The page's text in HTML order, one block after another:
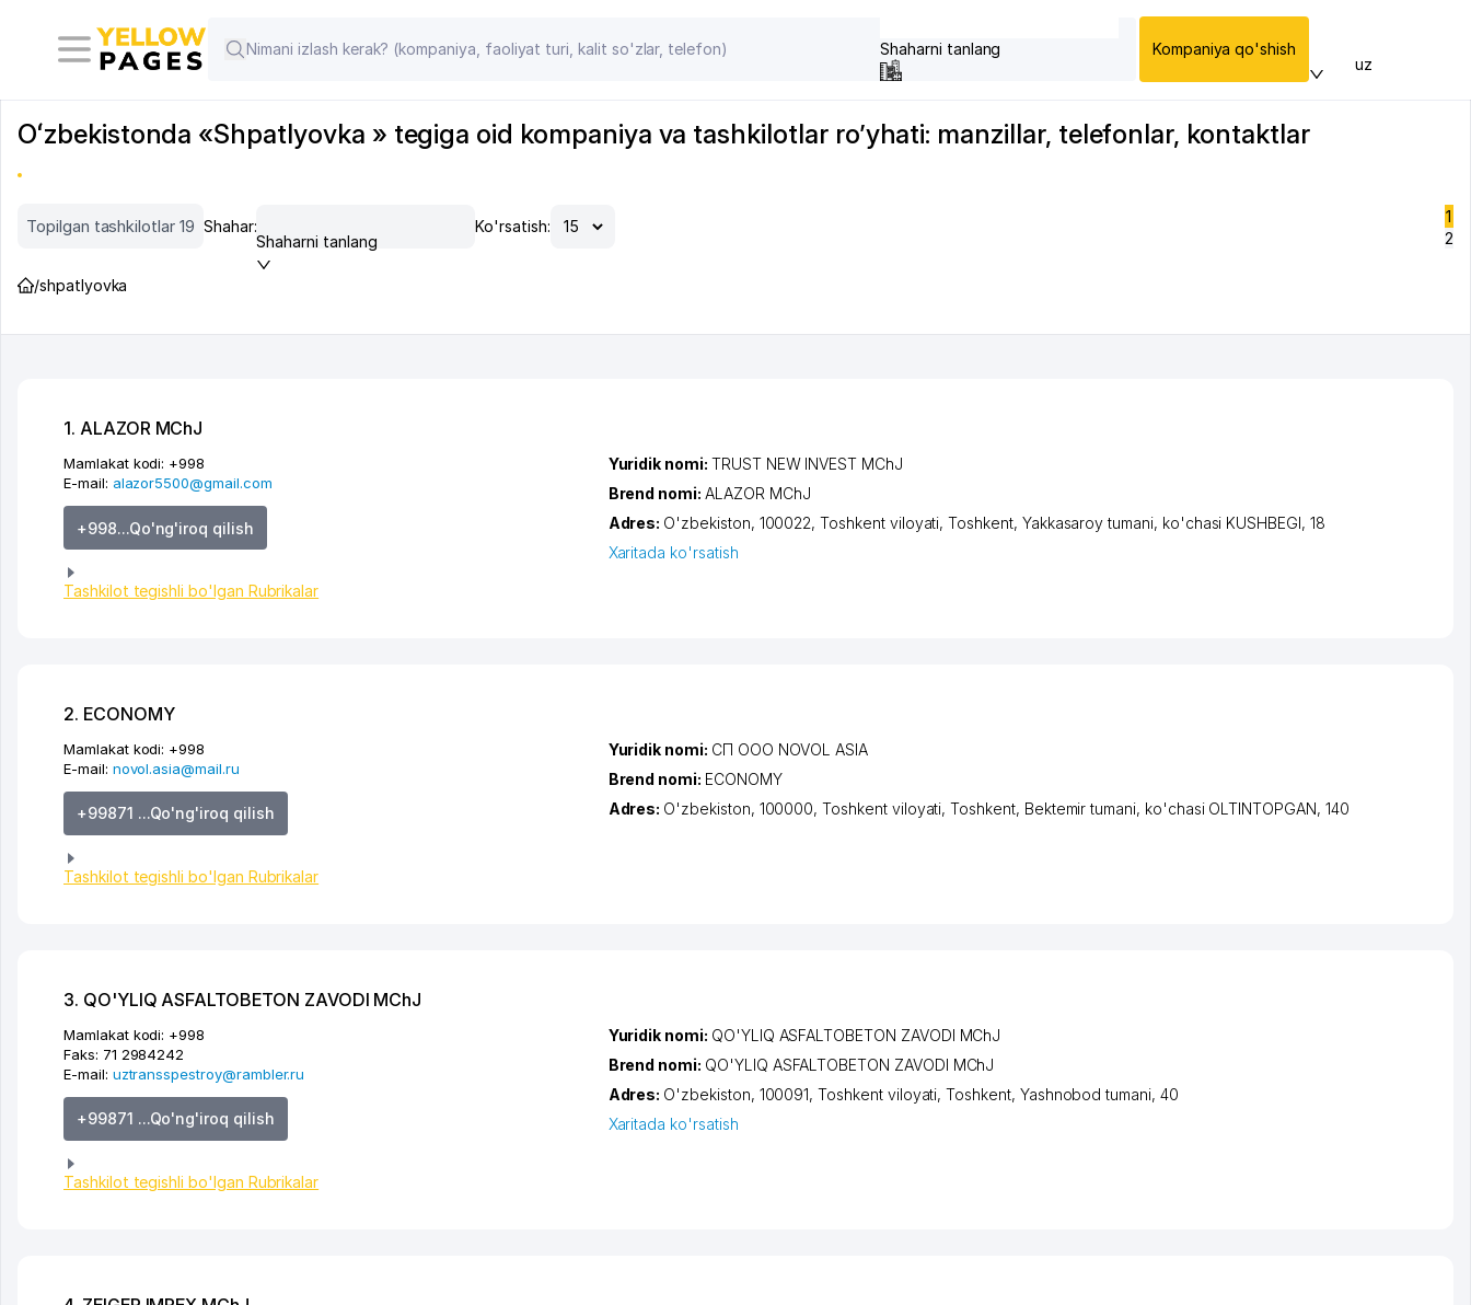
Shaharni tanlang Kompaniya qo'shish
uz
Oʻzbekistonda «Shpatlyovka » tegiga oid kompaniya va tashkilotlar ro’yhati: manzillar, telefonlar, kontaktlar
Topilgan tashkilotlar 19 Shahar:
Shaharni tanlang
Ko'rsatish:
1
2
/shpatlyovka
1. ALAZOR MChJ
Mamlakat kodi: +998
E-mail: alazor5500@gmail.com
+998...Qo'ng'iroq qilish
Tashkilot tegishli bo'lgan Rubrikalar
Yuridik nomi: TRUST NEW INVEST MChJ
Brend nomi: ALAZOR MChJ
Adres: O'zbekiston, 100022,Toshkent viloyati,Toshkent, Yakkasaroy tumani, ko'chasi KUSHBEGI, 18
Xaritada ko'rsatish
2. ECONOMY
Mamlakat kodi: +998
E-mail: novol.asia@mail.ru
+99871 ...Qo'ng'iroq qilish
Tashkilot tegishli bo'lgan Rubrikalar
Yuridik nomi: СП ООО NOVOL ASIA
Brend nomi: ECONOMY
Adres: O'zbekiston, 100000,Toshkent viloyati,Toshkent, Bektemir tumani, ko'chasi OLTINTOPGAN, 140
3. QO'YLIQ ASFALTOBETON ZAVODI MChJ
Mamlakat kodi: +998
Faks: 71 2984242
E-mail: uztransspestroy@rambler.ru
+99871 ...Qo'ng'iroq qilish
Tashkilot tegishli bo'lgan Rubrikalar
Yuridik nomi: QO'YLIQ ASFALTOBETON ZAVODI MChJ
Brend nomi: QO'YLIQ ASFALTOBETON ZAVODI MChJ
Adres: O'zbekiston, 100091,Toshkent viloyati,Toshkent, Yashnobod tumani, 40
Xaritada ko'rsatish